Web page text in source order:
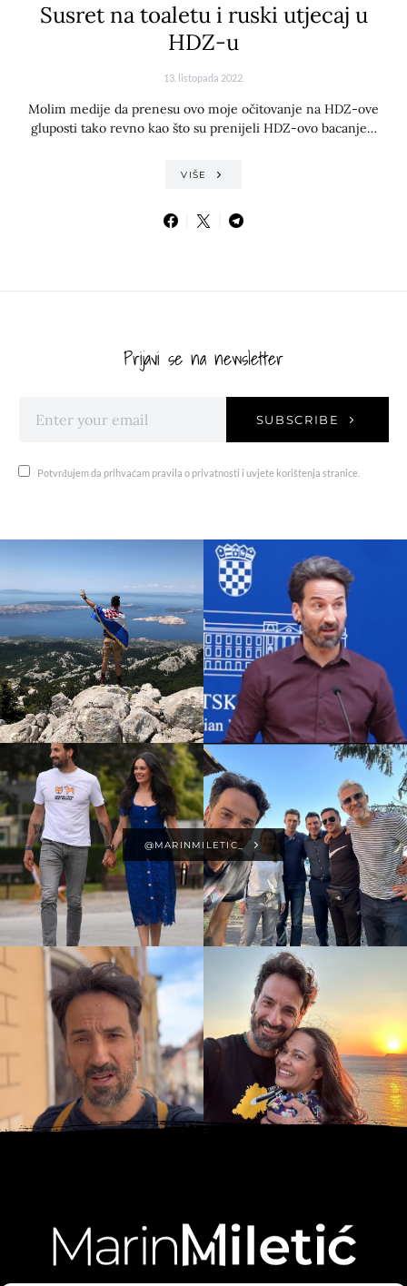
Susret na toaletu i ruski utjecaj u
HDZ-u
13. listopada 2022.
Molim medije da prenesu ovo moje očitovanje na HDZ-ove
gluposti tako revno kao što su prenijeli HDZ-ovo bacanje…
VIŠE
Prijavi se na newsletter
SUBSCRIBE
Potvrđujem da prihvaćam pravila o privatnosti i uvjete korištenja stranice.
@MARINMILETIC_